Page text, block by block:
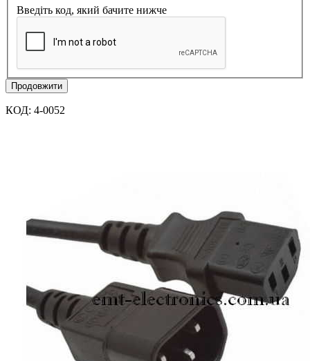
Введіть код, який бачите нижче
Продовжити
КОД: 4-0052